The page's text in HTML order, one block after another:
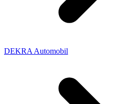
DEKRA Automobil